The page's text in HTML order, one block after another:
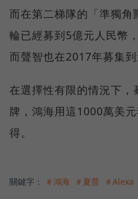
而在第二梯隊的「準獨
輪已經募到5億元人民幣
而聲智也在2017年募集到
在選擇性有限的情況下，
牌，鴻海用這1000萬美
得。
關鍵字： ＃鴻海 ＃夏普 ＃Alexa